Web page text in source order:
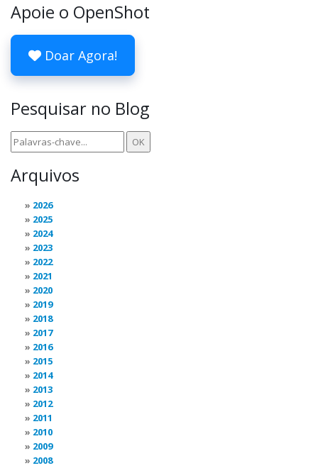
Apoie o OpenShot
Doar Agora!
Pesquisar no Blog
Arquivos
2026
2025
2024
2023
2022
2021
2020
2019
2018
2017
2016
2015
2014
2013
2012
2011
2010
2009
2008